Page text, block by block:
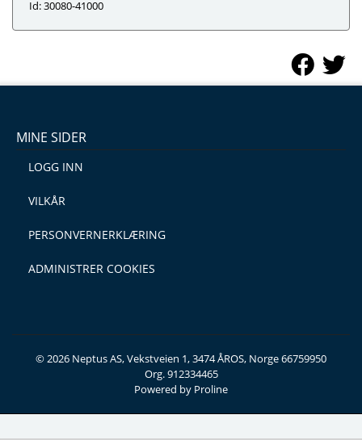
Id: 30080-41000
MINE SIDER
LOGG INN
VILKÅR
PERSONVERNERKLÆRING
ADMINISTRER COOKIES
© 2026 Neptus AS, Vekstveien 1, 3474 ÅROS, Norge 66759950
Org. 912334465
Powered by Proline